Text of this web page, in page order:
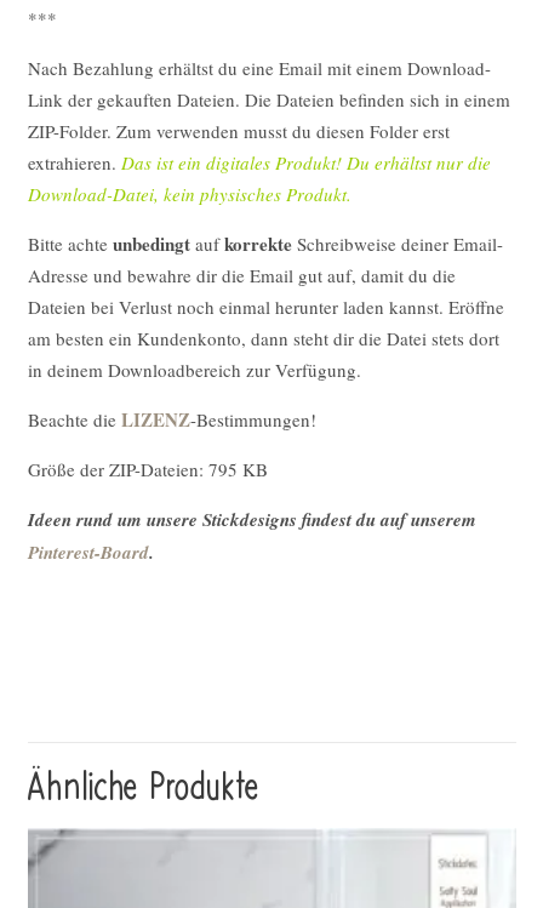
***
Nach Bezahlung erhältst du eine Email mit einem Download-
Link der gekauften Dateien. Die Dateien befinden sich in einem
ZIP-Folder. Zum verwenden musst du diesen Folder erst
extrahieren. Das ist ein digitales Produkt! Du erhältst nur die
Download-Datei, kein physisches Produkt.
Bitte achte unbedingtaufkorrekteSchreibweise deiner Email-
Adresse und bewahre dir die Email gut auf, damit du die
Dateien bei Verlust noch einmal herunter laden kannst. Eröffne
am besten ein Kundenkonto, dann steht dir die Datei stets dort
in deinem Downloadbereich zur Verfügung.
Beachte die LIZENZ-Bestimmungen!
Größe der ZIP-Dateien: 795 KB
Ideen rund um unsere Stickdesigns findest du auf unserem
Pinterest-Board.
Ähnliche Produkte